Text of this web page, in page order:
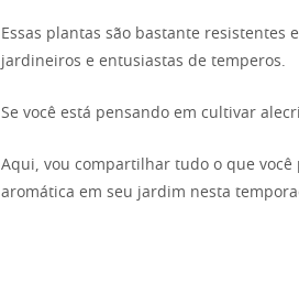
Essas plantas são bastante
jardineiros e entusiastas de temperos.
Se você está pensando em cultivar
Aqui, vou compartilhar tudo o que você
aromática em seu jardim nesta